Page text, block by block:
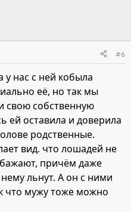
#6
у нас с ней кобыла
её, но так мы
свою собственную
ей оставила и доверила
родственные.
вид. что лошадей не
причём даже
льнут. А он с ними
что мужу тоже можно